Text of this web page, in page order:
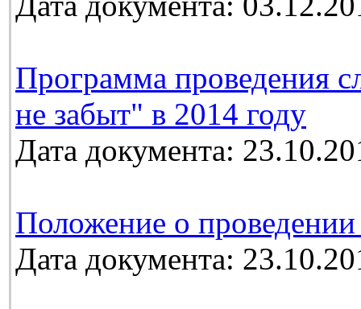
Программа проведения
не забыт" в 2014 году
Дата документа:
Положение о
Дата документа: